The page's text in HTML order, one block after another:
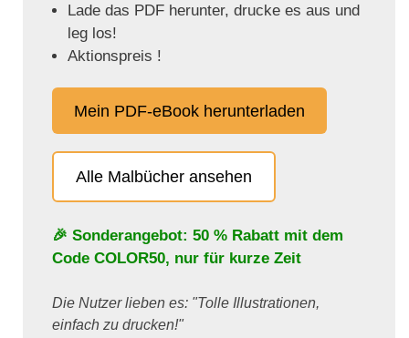
Lade das PDF herunter, drucke es aus und
leg los!
Aktionspreis !
Mein PDF-eBook herunterladen
Alle Malbücher ansehen
🎉 Sonderangebot: 50 % Rabatt mit dem
Code COLOR50, nur für kurze Zeit
Die Nutzer lieben es: "Tolle Illustrationen,
einfach zu drucken!"